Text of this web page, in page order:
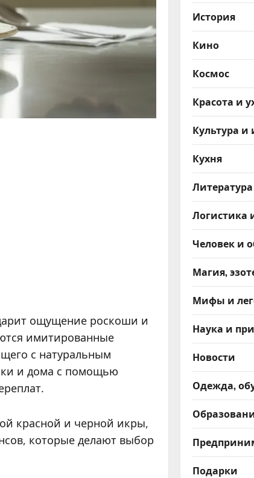
ощущение роскоши и
имитированные
с натуральным
и дома с помощью
красной и черной икры,
которые делают выбор
История
Кино
Космос
Красота и
Культура и
Кухня
Литература
Логистика
Человек и
Магия,
Мифы и
Наука и
Новости
Одежда,
Подарки